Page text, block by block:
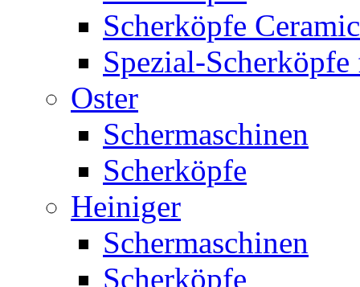
Scherköpfe Ceramic
Spezial-
Oster
Schermaschinen
Scherköpfe
Heiniger
Schermaschinen
Scherköpfe